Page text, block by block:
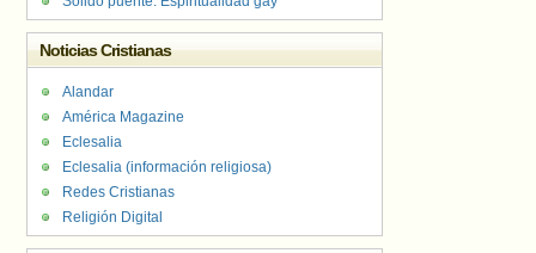
Noticias Cristianas
Alandar
América Magazine
Eclesalia
Eclesalia (información religiosa)
Redes Cristianas
Religión Digital